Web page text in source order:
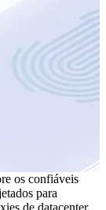
os confiáveis
para
de datacenter,